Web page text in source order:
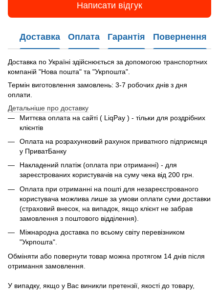
Написати відгук
Доставка Оплата Гарантія Повернення
Доставка по Україні здійснюється за допомогою транспортних
компаній "Нова пошта" та "Укрпошта".
Термін виготовлення замовлень: 3-7 робочих днів з дня
оплати.
Детальніше про доставку
Миттєва оплата на сайті ( LiqPay ) - тільки для роздрібних
клієнтів
Оплата на розрахунковий рахунок приватного підприємця
у ПриватБанку
Накладений платіж (оплата при отриманні) - для
зареєстрованих користувачів на суму чека від 200 грн.
Оплата при отриманні на пошті для незареєстрованого
користувача можлива лише за умови оплати суми доставки
(страховий внесок, на випадок, якщо клієнт не забрав
замовлення з поштового відділення).
Міжнародна доставка по всьому світу перевізником
"Укрпошта".
Обміняти або повернути товар можна протягом 14 днів після
отримання замовлення.
У випадку, якщо у Вас виникли претензії, якості до товару,